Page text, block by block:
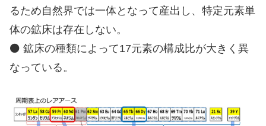
るため自然界では一体となって産出し、特定元素単
体の鉱床は存在しない。
⚫ 鉱床の種類によって17元素の構成比が大きく異
なっている。